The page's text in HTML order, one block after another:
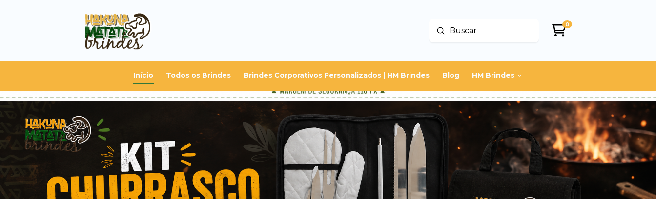
Buscar
Enviar
0
Início Todos os Brindes Brindes Corporativos Personalizados | HM Brindes Blog HM Brindes